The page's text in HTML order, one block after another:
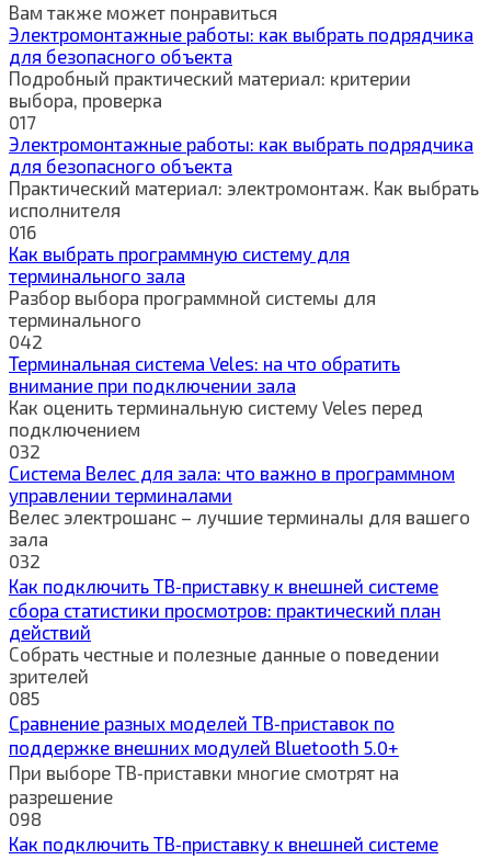
Вам также может понравиться
Электромонтажные работы: как выбрать подрядчика
для безопасного объекта
Подробный практический материал: критерии
выбора, проверка
017
Электромонтажные работы: как выбрать подрядчика
для безопасного объекта
Практический материал: электромонтаж. Как выбрать
исполнителя
016
Как выбрать программную систему для
терминального зала
Разбор выбора программной системы для
терминального
042
Терминальная система Veles: на что обратить
внимание при подключении зала
Как оценить терминальную систему Veles перед
подключением
032
Система Велес для зала: что важно в программном
управлении терминалами
Велес электрошанс – лучшие терминалы для вашего
зала
032
Как подключить ТВ‑приставку к внешней системе
сбора статистики просмотров: практический план
действий
Собрать честные и полезные данные о поведении
зрителей
085
Сравнение разных моделей ТВ‑приставок по
поддержке внешних модулей Bluetooth 5.0+
При выборе ТВ‑приставки многие смотрят на
разрешение
098
Как подключить ТВ‑приставку к внешней системе